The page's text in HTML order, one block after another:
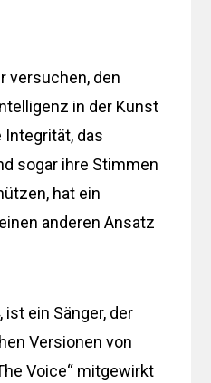
versuchen, den
in der Kunst
Integrität, das
sogar ihre Stimmen
hat ein
anderen Ansatz
ist ein Sänger, der
Versionen von
Voice“ mitgewirkt